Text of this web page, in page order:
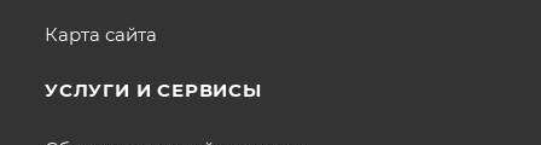
Карта сайта
УСЛУГИ И СЕРВИСЫ